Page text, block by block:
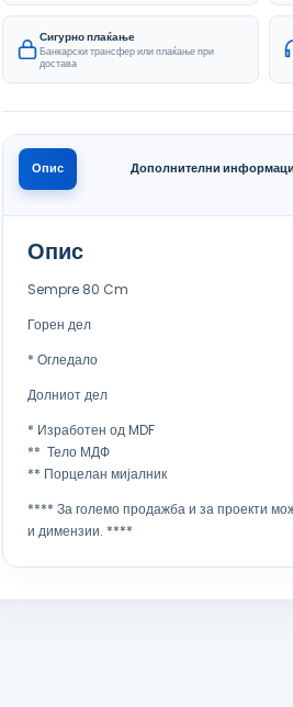
Сигурно плаќање
Банкарски трансфер или плаќање при
достава
Опис Дополнителни
Опис
Sempre 80 Cm
Горен дел
* Огледало
Долниот дел
* Изработен од MDF
** Тело МДФ
** Порцелан мијалник
**** За големо продажба и за проекти
и димензии. ****